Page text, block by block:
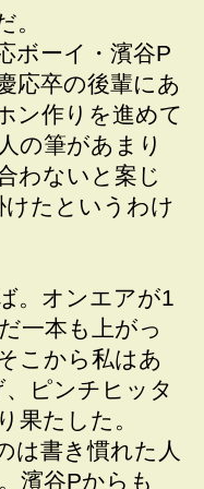
。
ボーイ・濱谷P
応卒の後輩にあ
ン作りを進めて
の筆があまり
わないと案じ
けたというわけ
。オンエアが1
一本も上がっ
こから私はあ
ピンチヒッタ
果たした。
は書き慣れた人
濱谷Pからも